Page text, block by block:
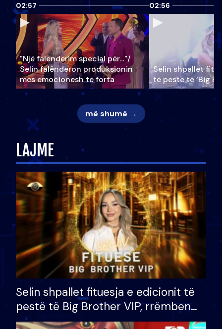
02:57
"Një falenderim special për…"/
Selin falënderon produksionin
mes emocionesh të forta
02:56
Selin shpallet
të pestë të ‘Big
më shumë →
LAJME
Selin shpallet fituesja e edicionit të
pestë të Big Brother VIP, rrëmben
çmimin e madh prej 100 mijë eurosh